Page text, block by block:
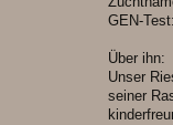
GEN-
Über ihn:
Unser
seiner